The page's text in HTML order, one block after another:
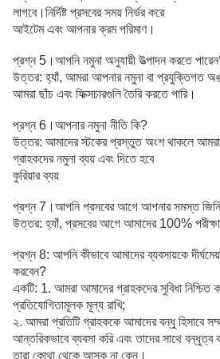
লাগবে।নির্দিষ্ট প্রসবের সময় নির্ভর করে
আইটেম এবং আপনার ক্রম পরিমাণ।
প্রশ্ন 5।আপনি নমুনা অনুযায়ী উত্পাদন করতে
উত্তর: হ্যাঁ, আমরা আপনার নমুনা বা প্রযুক্তিগত
আমরা ছাঁচ এবং ফিক্সচারগুলি তৈরি করতে পারি।
প্রশ্ন 6।আপনার নমুনা নীতি কি?
উত্তর: আমাদের স্টকের প্রস্তুত অংশ থাকলে আমরা
গ্রাহকদের নমুনা ব্যয় এবং দিতে হবে
কুরিয়ার ব্যয়
প্রশ্ন 7।আপনি প্রসবের আগে আপনার সমস্ত
উত্তর: হ্যাঁ, প্রসবের আগে আমাদের 100%
প্রশ্ন 8: আপনি কীভাবে আমাদের ব্যবসায়কে
করবেন?
একটি: 1. আমরা আমাদের গ্রাহকদের সুবিধা নিশ্চিত
প্রতিযোগিতামূলক মূল্য রাখি;
২. আমরা প্রতিটি গ্রাহককে আমাদের বন্ধু হিসাবে
আন্তরিকভাবে ব্যবসা করি এবং তাদের সাথে বন্ধুত্ব
তারা কোথা থেকে আসুক না কেন।